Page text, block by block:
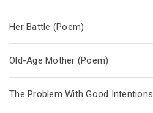
Her Battle (Poem)
Old-Age Mother (Poem)
The Problem With Good Intentions